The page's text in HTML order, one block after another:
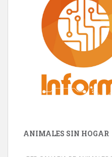
ANIMALES SIN HOGAR